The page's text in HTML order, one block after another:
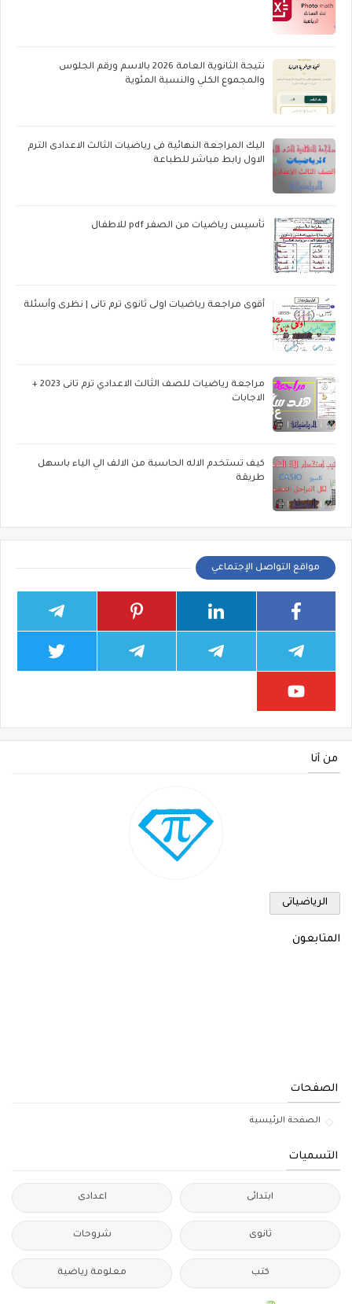
نتيجة الثانوية العامة 2026 بالاسم ورقم الجلوس
والمجموع الكلي والنسبة المئوية
اليك المراجعة النهائية فى رياضيات الثالث الاعدادى الترم
الاول رابط مباشر للطباعة
تأسيس رياضيات من الصفر pdf للاطفال
أقوى مراجعة رياضيات اولى ثانوى ترم تانى | نظرى وأسئلة
مراجعة رياضيات للصف الثالث الاعدادي ترم تانى 2023 +
الاجابات
كيف تستخدم الاله الحاسبة من الالف الي الياء باسهل
طريقة
مواقع التواصل الإجتماعي
من أنا
الرياضياتى
المتابعون
الصفحات
الصفحة الرئيسية
التسميات
ابتدائى اعدادى
ثانوى شروحات
كتب معلومة رياضية